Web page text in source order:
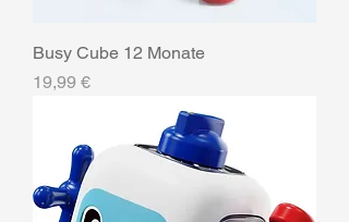
Busy Cube 12 Monate
Preis
19,99 €